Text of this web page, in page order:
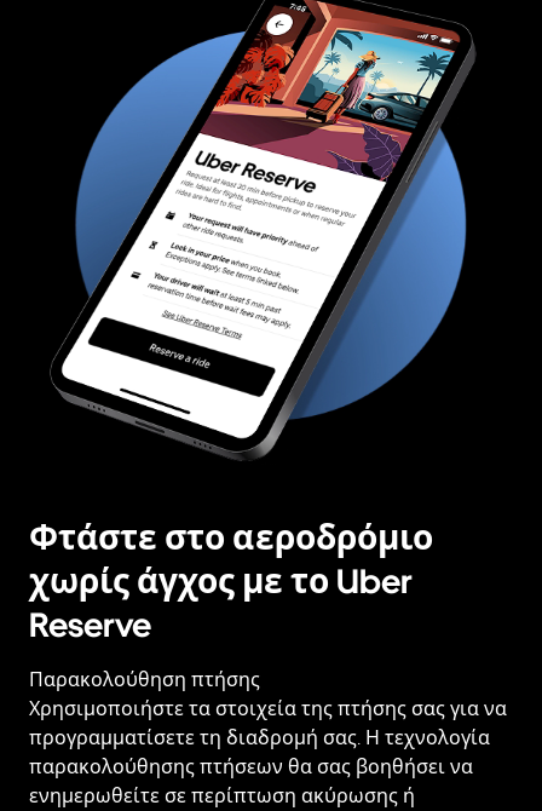
Φτάστε στο αεροδρόμιο
χωρίς άγχος με το Uber
Reserve
Παρακολούθηση πτήσης
Χρησιμοποιήστε τα στοιχεία της πτήσης σας για να
προγραμματίσετε τη διαδρομή σας. Η τεχνολογία
παρακολούθησης πτήσεων θα σας βοηθήσει να
ενημερωθείτε σε περίπτωση ακύρωσης ή